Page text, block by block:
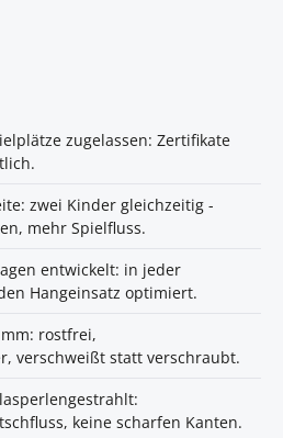
zugelassen: Zertifikate
zwei Kinder gleichzeitig -
mehr Spielfluss.
entwickelt: in jeder
Hangeinsatz optimiert.
rostfrei,
verschweißt statt verschraubt.
keine scharfen Kanten.